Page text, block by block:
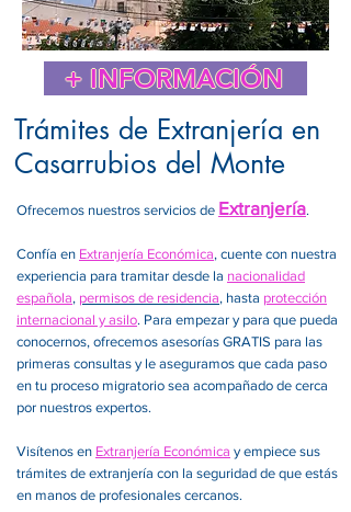
+ INFORMACIÓN
Trámites de Extranjería en
Casarrubios del Monte
Ofrecemos nuestros servicios de Extranjería.
Confía en Extranjería Económica, cuente con nuestra
experiencia para tramitar desde la nacionalidad
española, permisos de residencia, hasta protección
internacional y asilo. Para empezar y para que pueda
conocernos, ofrecemos asesorías GRATIS para las
primeras consultas y le aseguramos que cada paso
en tu proceso migratorio sea acompañado de cerca
por nuestros expertos.
Visítenos en Extranjería Económica y empiece sus
trámites de extranjería con la seguridad de que estás
en manos de profesionales cercanos.